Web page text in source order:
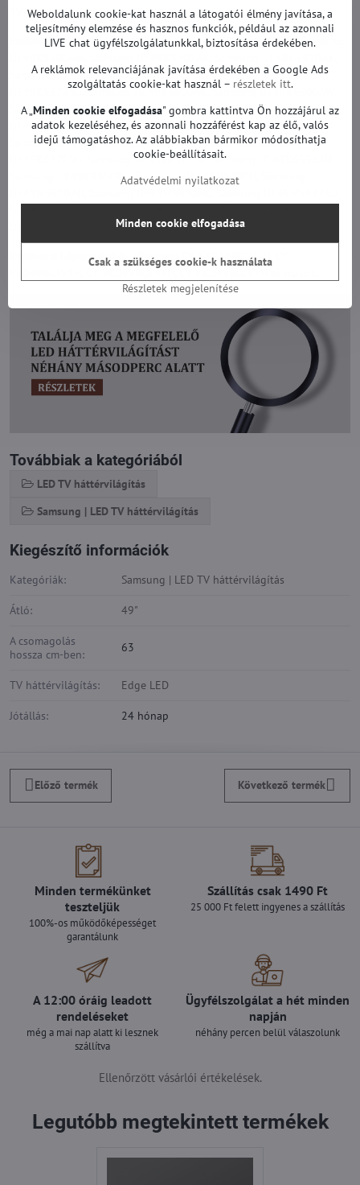
TV háttérvilágítás garanciával.
Ezekhez a modellekhez alkalmas:Samsung UE49K5500AK, Samsung
Samsung UE49K5510AU, Samsung UE49K5510AW, Samsung
UE49K5572SU, Samsung UE49K5600AK, Samsung UE49K5600AW,
Samsung UE49K5602AK, Samsung UE49K5605AK, Samsung
UE49K5670SS, Samsung UE49K5672SU, Samsung UE49K5679SU,
Samsung UE49K6300AK, Samsung UE49K6370SS, Samsung
UE49K6370SU, Samsung UE49K6372SU, Samsung UE49K6550AU,
Samsung UE49K6550BU, Samsung UE49KU6400U, Samsung
UE49M6372AU és mások.
Ezekhez a képernyőkhöz alkalmas:
CY-KK049BGLV1H, CY-
VK049BGLV1H, CY-VK049BQLV1H, CY-KK049BGLV2H és mások.
Továbbiak a kategóriából
LED TV háttérvilágítás
Samsung | LED TV háttérvilágítás
Kiegészítő információk
Kategóriák: Samsung | LED TV háttérvilágítás
Átló: 49"
A csomagolás
hossza cm-ben:
63
TV háttérvilágítás: Edge LED
Jótállás: 24 hónap
Előző termék Következő termék
Minden termékünket
teszteljük
100%-os működőképességet
garantálunk
Szállítás csak 1490 Ft
25 000 Ft felett ingyenes a szállítás
A 12:00 óráig leadott
rendeléseket
még a mai nap alatt ki lesznek
szállítva
Ügyfélszolgálat a hét minden
napján
néhány percen belül válaszolunk
Ellenőrzött vásárlói értékelések.
Legutóbb megtekintett termékek
Weboldalunk cookie-kat használ a látogatói élmény javítása, a
teljesítmény elemzése és hasznos funkciók, például az azonnali
LIVE chat ügyfélszolgálatunkkal, biztosítása érdekében.
A reklámok relevanciájának javítása érdekében a Google Ads
szolgáltatás cookie-kat használ – részletek itt.
A „Minden cookie elfogadása" gombra kattintva Ön hozzájárul az
adatok kezeléséhez, és azonnali hozzáférést kap az élő, valós
idejű támogatáshoz. Az alábbiakban bármikor módosíthatja
cookie-beállításait.
Adatvédelmi nyilatkozat
Részletek megjelenítése
Minden cookie elfogadása
Csak a szükséges cookie-k használata